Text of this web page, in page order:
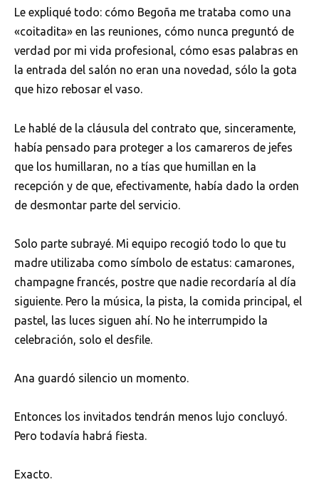
Le expliqué todo: cómo Begoña me trataba como una
«coitadita» en las reuniones, cómo nunca preguntó de
verdad por mi vida profesional, cómo esas palabras en
la entrada del salón no eran una novedad, sólo la gota
que hizo rebosar el vaso.
Le hablé de la cláusula del contrato que, sinceramente,
había pensado para proteger a los camareros de jefes
que los humillaran, no a tías que humillan en la
recepción y de que, efectivamente, había dado la orden
de desmontar parte del servicio.
Solo parte subrayé. Mi equipo recogió todo lo que tu
madre utilizaba como símbolo de estatus: camarones,
champagne francés, postre que nadie recordaría al día
siguiente. Pero la música, la pista, la comida principal, el
pastel, las luces siguen ahí. No he interrumpido la
celebración, solo el desfile.
Ana guardó silencio un momento.
Entonces los invitados tendrán menos lujo concluyó.
Pero todavía habrá fiesta.
Exacto.